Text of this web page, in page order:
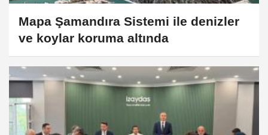
Mapa Şamandıra Sistemi ile denizler
ve koylar koruma altında